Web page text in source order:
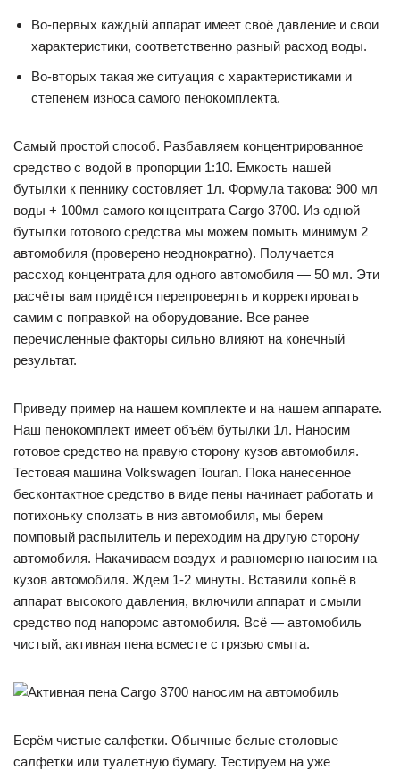
Во-первых каждый аппарат имеет своё давление и свои
характеристики, соответственно разный расход воды.
Во-вторых такая же ситуация с характеристиками и
степенем износа самого пенокомплекта.
Самый простой способ. Разбавляем концентрированное
средство с водой в пропорции 1:10. Емкость нашей
бутылки к пеннику состовляет 1л. Формула такова: 900 мл
воды + 100мл самого концентрата Cargo 3700. Из одной
бутылки готового средства мы можем помыть минимум 2
автомобиля (проверено неоднократно). Получается
рассход концентрата для одного автомобиля — 50 мл. Эти
расчёты вам придётся перепроверять и корректировать
самим с поправкой на оборудование. Все ранее
перечисленные факторы сильно влияют на конечный
результат.
Приведу пример на нашем комплекте и на нашем аппарате.
Наш пенокомплект имеет объём бутылки 1л. Наносим
готовое средство на правую сторону кузов автомобиля.
Тестовая машина Volkswagen Touran. Пока нанесенное
бесконтактное средство в виде пены начинает работать и
потихоньку сползать в низ автомобиля, мы берем
помповый распылитель и переходим на другую сторону
автомобиля. Накачиваем воздух и равномерно наносим на
кузов автомобиля. Ждем 1-2 минуты. Вставили копьё в
аппарат высокого давления, включили аппарат и смыли
средство под напоромс автомобиля. Всё — автомобиль
чистый, активная пена всместе с грязью смыта.
Берём чистые салфетки. Обычные белые столовые
салфетки или туалетную бумагу. Тестируем на уже